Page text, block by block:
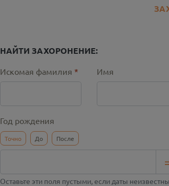
НАЙТИ ЗАХОРОНЕНИЕ:
Искомая фамилия * Имя
Год рождения
Точно До После
=
Оставьте эти поля пустыми, если даты неизвестны